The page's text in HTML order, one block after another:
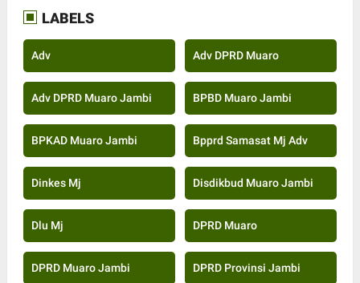
LABELS
Adv Adv DPRD Muaro
Adv DPRD Muaro Jambi BPBD Muaro Jambi
BPKAD Muaro Jambi Bpprd Samasat Mj Adv
Dinkes Mj Disdikbud Muaro Jambi
Dlu Mj DPRD Muaro
DPRD Muaro Jambi DPRD Provinsi Jambi